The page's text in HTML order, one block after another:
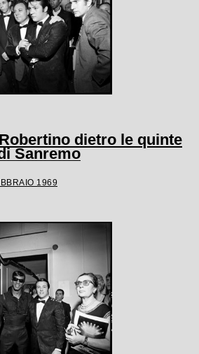
dietro le quinte
Sanremo
1969